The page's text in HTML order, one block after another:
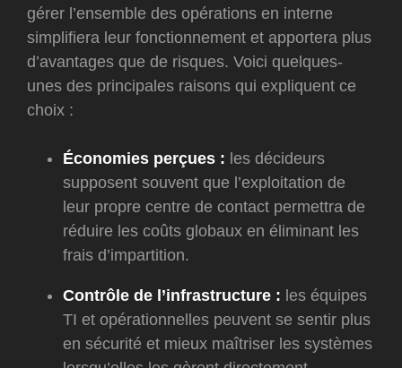
gérer l’ensemble des opérations en interne
simplifiera leur fonctionnement et apportera plus
d’avantages que de risques. Voici quelques-
unes des principales raisons qui expliquent ce
choix :
Économies perçues : les décideurs
supposent souvent que l’exploitation de
leur propre centre de contact permettra de
réduire les coûts globaux en éliminant les
frais d’impartition.
Contrôle de l’infrastructure : les équipes
TI et opérationnelles peuvent se sentir plus
en sécurité et mieux maîtriser les systèmes